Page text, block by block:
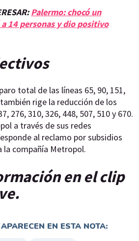
Palermo: chocó un
14 personas y dio positivo
total de las líneas 65, 90, 151,
rige la reducción de los
276, 310, 326, 448, 507, 510 y 670.
a través de sus redes
al reclamo por subsidios
la compañía Metropol.
en el clip
EN ESTA NOTA: